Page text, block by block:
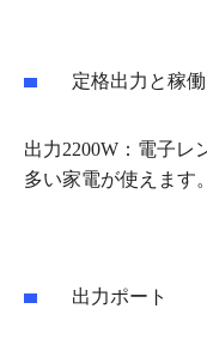
定格出力と稼
出力2200W：電子レ
多い家電が使えます。
出力ポート